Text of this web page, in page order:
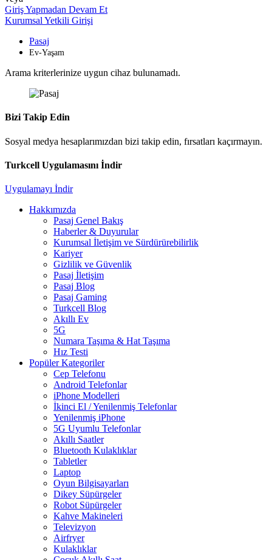
Giriş Yapmadan Devam Et
Kurumsal Yetkili Girişi
Pasaj
Ev-Yaşam
Arama kriterlerinize uygun cihaz bulunamadı.
Bizi Takip Edin
Sosyal medya hesaplarımızdan bizi takip edin, fırsatları kaçırmayın.
Turkcell Uygulamasını İndir
Uygulamayı İndir
Hakkımızda
Pasaj Genel Bakış
Haberler & Duyurular
Kurumsal İletişim ve Sürdürürebilirlik
Kariyer
Gizlilik ve Güvenlik
Pasaj İletişim
Pasaj Blog
Pasaj Gaming
Turkcell Blog
Akıllı Ev
5G
Numara Taşıma & Hat Taşıma
Hız Testi
Popüler Kategoriler
Cep Telefonu
Android Telefonlar
iPhone Modelleri
İkinci El / Yenilenmiş Telefonlar
Yenilenmiş iPhone
5G Uyumlu Telefonlar
Akıllı Saatler
Bluetooth Kulaklıklar
Tabletler
Laptop
Oyun Bilgisayarları
Dikey Süpürgeler
Robot Süpürgeler
Kahve Makineleri
Televizyon
Airfryer
Kulaklıklar